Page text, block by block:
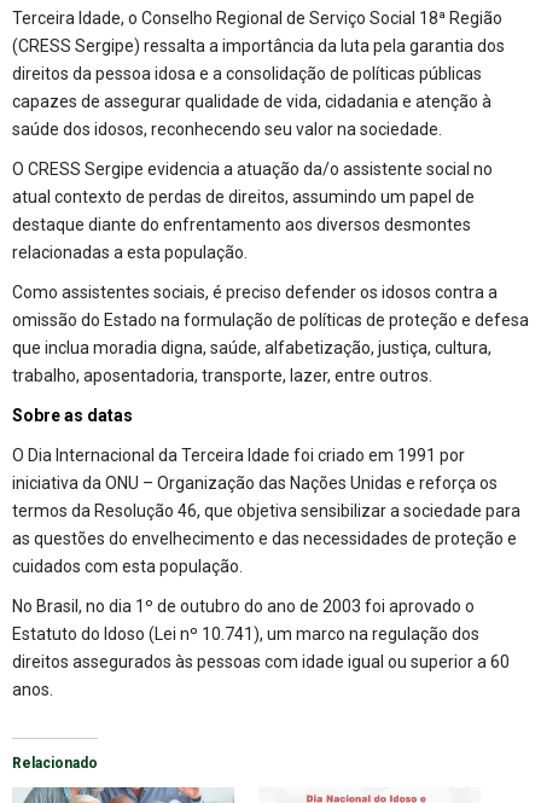
Terceira Idade, o Conselho Regional de Serviço Social 18ª Região
(CRESS Sergipe) ressalta a importância da luta pela garantia dos
direitos da pessoa idosa e a consolidação de políticas públicas
capazes de assegurar qualidade de vida, cidadania e atenção à
saúde dos idosos, reconhecendo seu valor na sociedade.
O CRESS Sergipe evidencia a atuação da/o assistente social no
atual contexto de perdas de direitos, assumindo um papel de
destaque diante do enfrentamento aos diversos desmontes
relacionadas a esta população.
Como assistentes sociais, é preciso defender os idosos contra a
omissão do Estado na formulação de políticas de proteção e defesa
que inclua moradia digna, saúde, alfabetização, justiça, cultura,
trabalho, aposentadoria, transporte, lazer, entre outros.
Sobre as datas
O Dia Internacional da Terceira Idade foi criado em 1991 por
iniciativa da ONU – Organização das Nações Unidas e reforça os
termos da Resolução 46, que objetiva sensibilizar a sociedade para
as questões do envelhecimento e das necessidades de proteção e
cuidados com esta população.
No Brasil, no dia 1º de outubro do ano de 2003 foi aprovado o
Estatuto do Idoso (Lei nº 10.741), um marco na regulação dos
direitos assegurados às pessoas com idade igual ou superior a 60
anos.
Relacionado